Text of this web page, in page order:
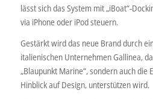
lässt sich das System mit „iBoat“-
via iPhone oder iPod steuern.
Gestärkt wird das neue Brand durch
italienischen Unternehmen Gallinea,
„Blaupunkt Marine“, sondern auch die
Hinblick auf Design, unterstützen wird.